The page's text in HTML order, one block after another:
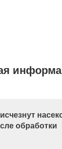
обработки